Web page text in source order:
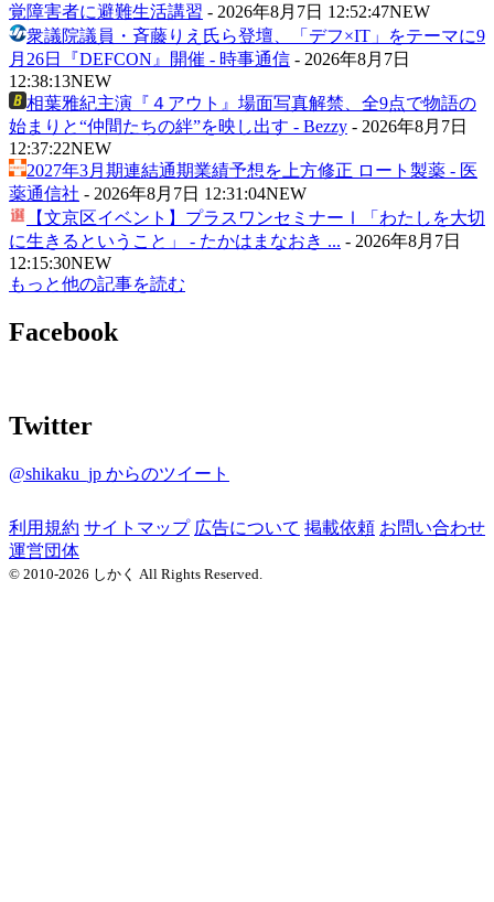
覚障害者に避難生活講習 - 2026年8月7日 12:52:47NEW
衆議院議員・斉藤りえ氏ら登壇、「デフ×IT」をテーマに9
月26日『DEFCON』開催 - 時事通信 - 2026年8月7日
12:38:13NEW
相葉雅紀主演『４アウト』場面写真解禁、全9点で物語の
始まりと“仲間たちの絆”を映し出す - Bezzy - 2026年8月7日
12:37:22NEW
2027年3月期連結通期業績予想を上方修正 ロート製薬 - 医
薬通信社 - 2026年8月7日 12:31:04NEW
【文京区イベント】プラスワンセミナーⅠ「わたしを大切
に生きるということ」 - たかはまなおき ... - 2026年8月7日
12:15:30NEW
もっと他の記事を読む
Facebook
Twitter
@shikaku_jp からのツイート
利用規約 サイトマップ 広告について 掲載依頼 お問い合わせ
運営団体
© 2010-2026 しかく All Rights Reserved.